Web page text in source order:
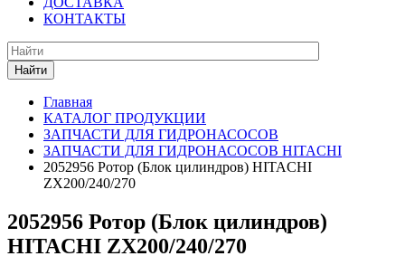
КОНТАКТЫ
Найти
Главная
КАТАЛОГ ПРОДУКЦИИ
ЗАПЧАСТИ ДЛЯ ГИДРОНАСОСОВ
ЗАПЧАСТИ ДЛЯ ГИДРОНАСОСОВ HITACHI
2052956 Ротор (Блок цилиндров) HITACHI
ZX200/240/270
2052956 Ротор (Блок цилиндров)
HITACHI ZX200/240/270